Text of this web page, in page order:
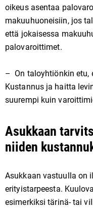
oikeus asentaa
makuuhuoneisiin, jos
että jokaisessa
palovaroittimet.
– On taloyhtiönkin etu,
Kustannus ja haitta
suurempi kuin
Asukkaan
niiden
Asukkaan vastuulla on
erityistarpeesta.
esimerkiksi tärinä- tai